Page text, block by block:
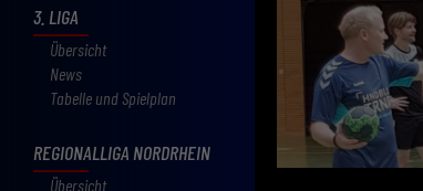
3. LIGA
Übersicht
News
Tabelle und Spielplan
REGIONALLIGA NORDRHEIN
Übersicht